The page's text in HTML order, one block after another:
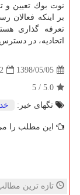
نوت بوك تعیین و
بر اینكه فعالان
تعرفه گذاری
اتحادیه، در دسترس
1398/05/05
5.0
/
5
تگهای خبر:
این مطلب را
تازه ترین